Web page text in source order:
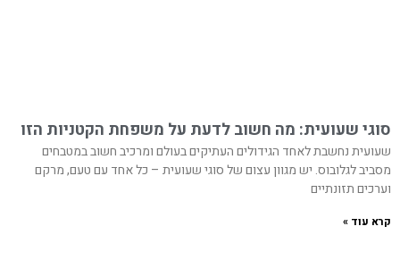
סוגי שעועית: מה חשוב לדעת על משפחת הקטניות הזו
שעועית נחשבת לאחד הגידולים העתיקים בעולם ומרכיב חשוב במטבחים
מסביב לגלובוס. יש מגוון עצום של סוגי שעועית – כל אחד עם טעם, מרקם
וערכים תזונתיים
קרא עוד »